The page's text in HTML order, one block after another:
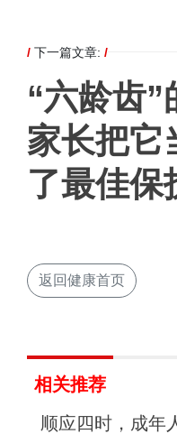
/ 下一篇文章: /
“六龄齿”
家长把它
了最佳保
返回健康首页
相关推荐
顺应四时，成年